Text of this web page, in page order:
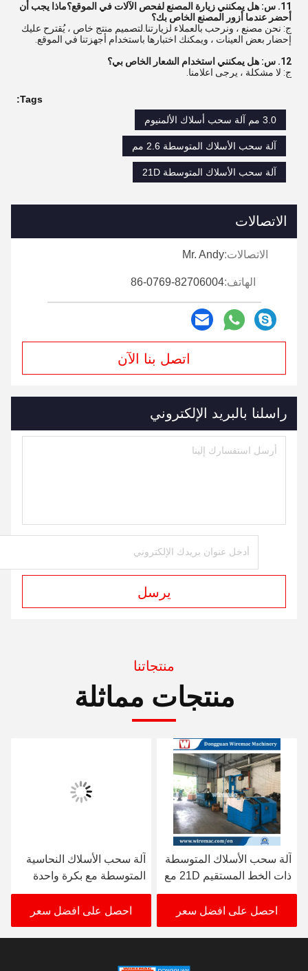
11. س: هل يمكنني زيارة المصنع لفحص الآلات في الموقع؟ماذا يجب أن
أحضر عندما أزور المصنع الخاص بك؟
ج: نحن مصنع ، ونرحب بالعملاء لزيارتنا.لتصميم منتج خاص ، يُقترح عليك
إحضار بعض العينات ، ويمكنك اختبارها باستخدام أجهزتنا في الموقع.
12. س: هل يمكنني استخدام الشعار الخاص بي؟
ج: لا مشكلة ، يرجى اعلامنا.
Tags:
3.0 مم آلة سحب أسلاك الألمنيوم
آلة سحب الأسلاك المتوسطة 2.6 مم
آلة سحب الأسلاك المتوسطة 21D
الاتصالات
الاتصالات:Mr. Andy
الهاتف:86-0769-82706004
اتصل بنا الآن
راسلنا بالبريد الإلكتروني
يرسل
منتجاتنا
منتجات مماثلة
آلة سحب الأسلاك المتوسطة
ذات الخط المستقيم 21D مع
بكرة واحدة
احصل على افضل سعر
آلة سحب الأسلاك النحاسية
المتوسطة مع بكرة واحدة
630 مم
احصل على افضل سعر